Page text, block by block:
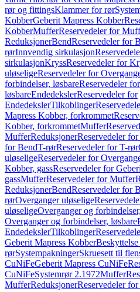
rør og fittingsKlammer for rør
KobberGeberit Mapress Kobber
KobberMufferReservedeler for
ReduksjonerBendReservedeler for
rørInnvendig sirkulasjon
sirkulasjonKryssReservedeler for
uløseligeReservedeler for
forbindelser, løsbareReservedeler
løsbareEndedekslerReservedeler for
EndedekslerTilkoblinger
Mapress Kobber, forkrommet
Kobber, forkrommetMuffer
MufferReduksjonerReservedeler
for BendT-rørReservedeler for T-rør
uløseligeReservedeler for
Kobber, gassReservedeler for
gassMufferReservedeler for Muffer
ReduksjonerBendReservedeler for
rørOverganger uløselige
uløseligeOverganger og
Overganger og forbindelser, løsbare
EndedekslerTilkoblinger
Geberit Mapress Kobber
rørSystempakningerSkruesett til
CuNiFeGeberit Mapress CuNiFe
CuNiFeSystemrør 2.1972Muffer
MufferReduksjonerReservedeler